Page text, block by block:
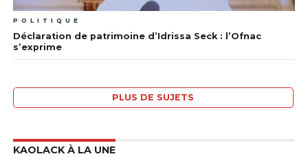
POLITIQUE
Déclaration de patrimoine d’Idrissa Seck : l’Ofnac
s’exprime
PLUS DE SUJETS
KAOLACK À LA UNE